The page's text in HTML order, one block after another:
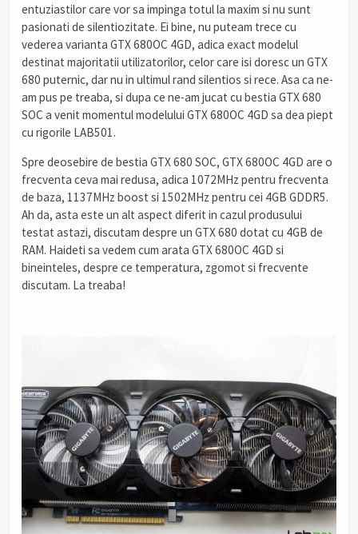
entuziastilor care vor sa impinga totul la maxim si nu sunt
pasionati de silentiozitate. Ei bine, nu puteam trece cu
vederea varianta GTX 680OC 4GD, adica exact modelul
destinat majoritatii utilizatorilor, celor care isi doresc un GTX
680 puternic, dar nu in ultimul rand silentios si rece. Asa ca ne-
am pus pe treaba, si dupa ce ne-am jucat cu bestia GTX 680
SOC a venit momentul modelului GTX 680OC 4GD sa dea piept
cu rigorile LAB501.
Spre deosebire de bestia GTX 680 SOC, GTX 680OC 4GD are o
frecventa ceva mai redusa, adica 1072MHz pentru frecventa
de baza, 1137MHz boost si 1502MHz pentru cei 4GB GDDR5.
Ah da, asta este un alt aspect diferit in cazul produsului
testat astazi, discutam despre un GTX 680 dotat cu 4GB de
RAM. Haideti sa vedem cum arata GTX 680OC 4GD si
bineinteles, despre ce temperatura, zgomot si frecvente
discutam. La treaba!